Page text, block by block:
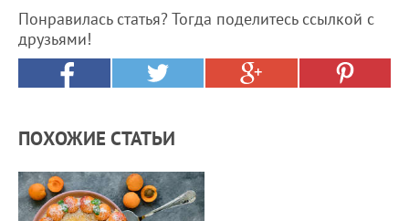
Понравилась статья? Тогда поделитесь ссылкой с
друзьями!
ПОХОЖИЕ СТАТЬИ